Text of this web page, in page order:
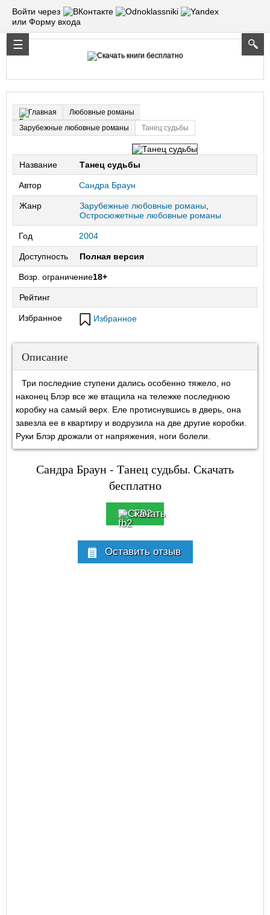
Войти через
или Форму входа
Главная
Любовные романы
Зарубежные любовные романы
Танец судьбы
Название Танец судьбы
Автор Сандра Браун
Жанр Зарубежные любовные романы,
Остросюжетные любовные романы
Год 2004
Доступность Полная версия
Возр. ограничение18+
Рейтинг
Избранное Избранное
Описание
Три последние ступени дались особенно тяжело, но
наконец Блэр все же втащила на тележке последнюю
коробку на самый верх. Еле протиснувшись в дверь, она
завезла ее в квартиру и водрузила на две другие коробки.
Руки Блэр дрожали от напряжения, ноги болели.
Сандра Браун - Танец судьбы. Скачать
бесплатно
FB2
Оставить отзыв